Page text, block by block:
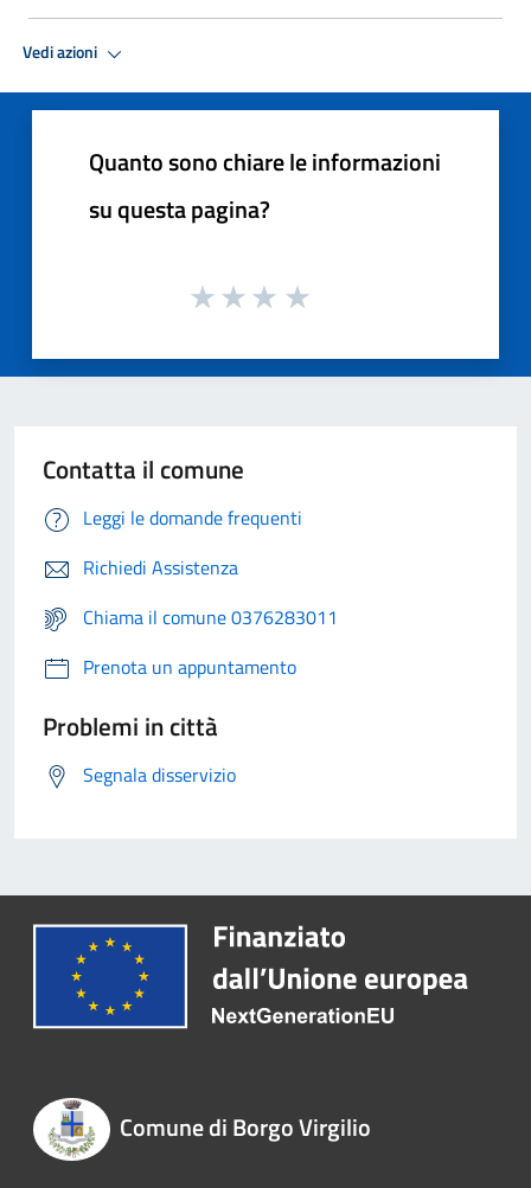
Vedi azioni
Quanto sono chiare le informazioni
su questa pagina?
Contatta il comune
Leggi le domande frequenti
Richiedi Assistenza
Chiama il comune 0376283011
Prenota un appuntamento
Problemi in città
Segnala disservizio
Comune di Borgo Virgilio